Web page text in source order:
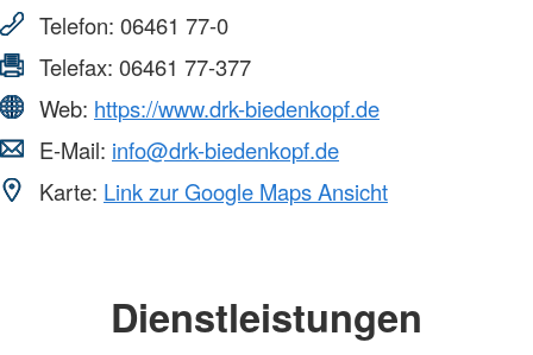
Telefon: 06461 77-0
Telefax: 06461 77-377
Web: https://www.drk-biedenkopf.de
E-Mail: info@drk-biedenkopf.de
Karte: Link zur Google Maps Ansicht
Dienstleistungen